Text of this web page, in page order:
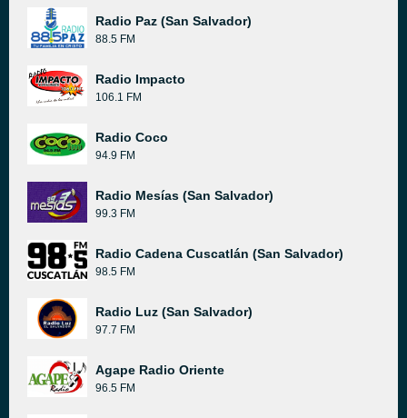
Radio Paz (San Salvador)
88.5 FM
Radio Impacto
106.1 FM
Radio Coco
94.9 FM
Radio Mesías (San Salvador)
99.3 FM
Radio Cadena Cuscatlán (San Salvador)
98.5 FM
Radio Luz (San Salvador)
97.7 FM
Agape Radio Oriente
96.5 FM